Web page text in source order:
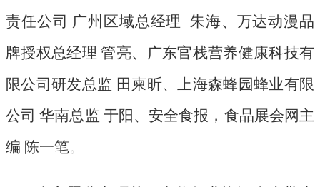
责任公司 广州区域总经理 朱海、万达动漫品
牌授权总经理 管亮、广东官栈营养健康科技有
限公司研发总监 田柬昕、上海森蜂园蜂业有限
公司 华南总监 于阳、安全食报，食品展会网主
编 陈一笔。